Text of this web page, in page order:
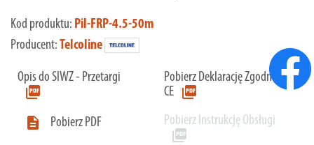
Kod produktu: Pil-FRP-4.5-50m
Producent: Telcoline
Opis do SIWZ - Przetargi
picture_as_pdf
Pobierz Deklarację Zgodności
CE picture_as_pdf

Pobierz PDF Pobierz Instrukcję Obsługi
picture_as_pdf